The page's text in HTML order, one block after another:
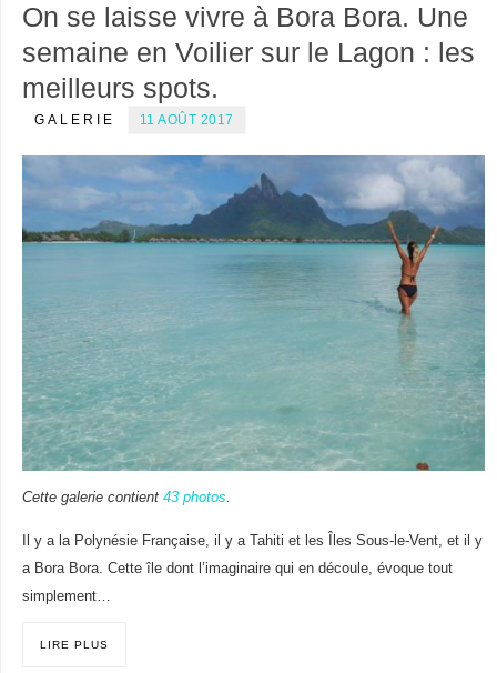
On se laisse vivre à Bora Bora. Une
semaine en Voilier sur le Lagon : les
meilleurs spots.
GALERIE 11 AOÛT 2017
Cette galerie contient 43 photos.
Il y a la Polynésie Française, il y a Tahiti et les Îles Sous-le-Vent, et il y
a Bora Bora. Cette île dont l’imaginaire qui en découle, évoque tout
simplement…
LIRE PLUS